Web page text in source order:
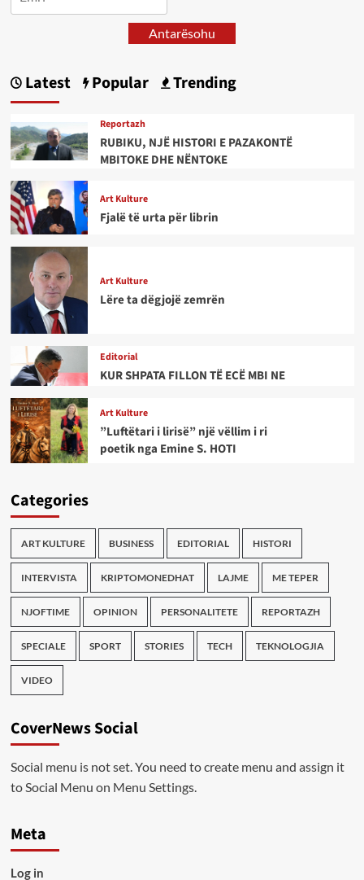
Antarësohu
Latest Popular Trending
Reportazh
RUBIKU, NJË HISTORI E PAZAKONTË
MBITOKE DHE NËNTOKE
Art Kulture
Fjalë të urta për librin
Art Kulture
Lëre ta dëgjojë zemrën
Editorial
KUR SHPATA FILLON TË ECË MBI NE
Art Kulture
”Luftëtari i lirisë” një vëllim i ri
poetik nga Emine S. HOTI
Categories
ART KULTURE BUSINESS EDITORIAL HISTORI
INTERVISTA KRIPTOMONEDHAT LAJME ME TEPER
NJOFTIME OPINION PERSONALITETE REPORTAZH
SPECIALE SPORT STORIES TECH TEKNOLOGJIA
VIDEO
CoverNews Social
Social menu is not set. You need to create menu and assign it
to Social Menu on Menu Settings.
Meta
Log in